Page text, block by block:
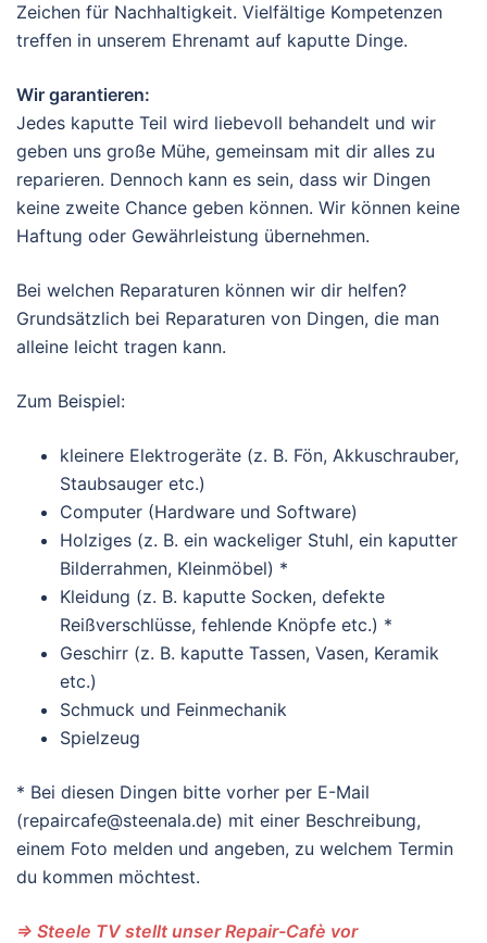
Zeichen für Nachhaltigkeit. Vielfältige Kompetenzen
treffen in unserem Ehrenamt auf kaputte Dinge.
Wir garantieren:
Jedes kaputte Teil wird liebevoll behandelt und wir
geben uns große Mühe, gemeinsam mit dir alles zu
reparieren. Dennoch kann es sein, dass wir Dingen
keine zweite Chance geben können. Wir können keine
Haftung oder Gewährleistung übernehmen.
Bei welchen Reparaturen können wir dir helfen?
Grundsätzlich bei Reparaturen von Dingen, die man
alleine leicht tragen kann.
Zum Beispiel:
kleinere Elektrogeräte (z. B. Fön, Akkuschrauber,
Staubsauger etc.)
Computer (Hardware und Software)
Holziges (z. B. ein wackeliger Stuhl, ein kaputter
Bilderrahmen, Kleinmöbel) *
Kleidung (z. B. kaputte Socken, defekte
Reißverschlüsse, fehlende Knöpfe etc.) *
Geschirr (z. B. kaputte Tassen, Vasen, Keramik
etc.)
Schmuck und Feinmechanik
Spielzeug
* Bei diesen Dingen bitte vorher per E-Mail
(repaircafe@steenala.de) mit einer Beschreibung,
einem Foto melden und angeben, zu welchem Termin
du kommen möchtest.
=> Steele TV stellt unser Repair-Cafè vor